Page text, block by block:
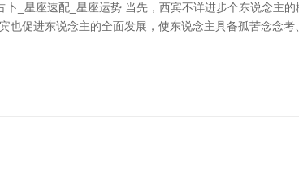
_星座速配_星座运势 当先，西宾不详进步个东说念主
也促进东说念主的全面发展，使东说念主具备孤苦念念